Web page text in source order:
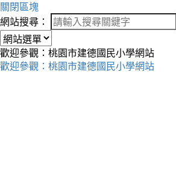
關閉區塊
網站搜尋：
歡迎參觀：桃園市建德國民小學網站
歡迎參觀：桃園市建德國民小學網站